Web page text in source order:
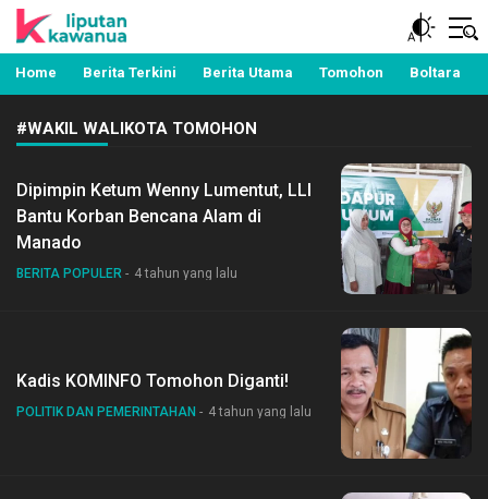
Liputan Kawanua
Berita Manado, Sulawesi Utara, Kawanua, Politik,
Pemerintahan, Hukum Kriminal dan Nasional
Home Berita Terkini Berita Utama Tomohon Boltara
#WAKIL WALIKOTA TOMOHON
Dipimpin Ketum Wenny Lumentut, LLI
Bantu Korban Bencana Alam di
Manado
BERITA POPULER 4 tahun yang lalu
Kadis KOMINFO Tomohon Diganti!
POLITIK DAN PEMERINTAHAN 4 tahun yang lalu